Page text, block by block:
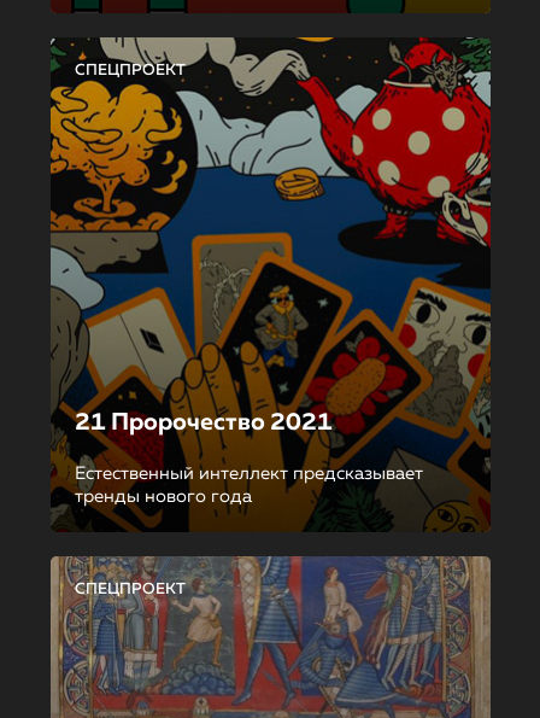
СПЕЦПРОЕКТ
21 Пророчество 2021
Естественный интеллект предсказывает
тренды нового года
СПЕЦПРОЕКТ